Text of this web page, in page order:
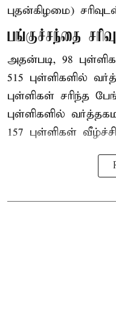
புதன்கிழமை)
பங்குச்சந்தை சரிவு
அதன்படி, 98
515 புள்ளிகளில்
புள்ளிகள் சரிந்த
புள்ளிகளில்
157 புள்ளிகள்